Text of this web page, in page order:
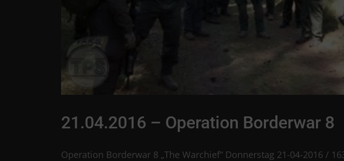
21.04.2016 – Operation Borderwar 8
Operation Borderwar 8 „The Warchief“ Donnerstag 21-04-2016 /